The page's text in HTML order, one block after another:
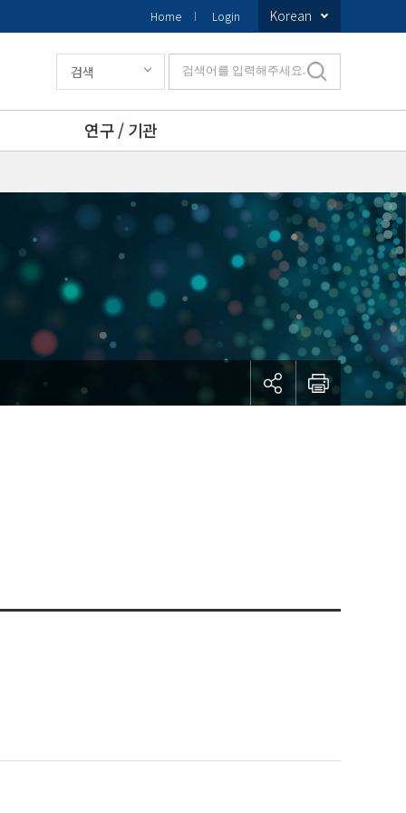
Home Login Korean
연구 / 기관
검색 검색어를 입력해주세요.